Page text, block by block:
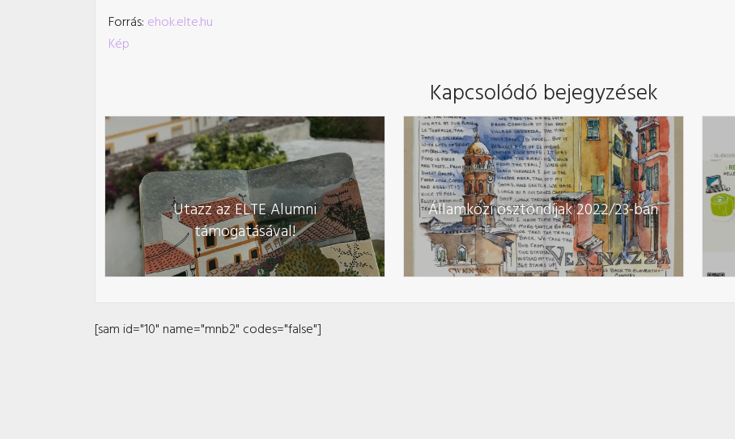
Forrás: ehok.elte.hu
Kép
Kapcsolódó bejegyzések
Utazz az ELTE Alumni
támogatásával!
Államközi ösztöndíjak 2022/23-ban
[sam id="10" name="mnb2" codes="false"]